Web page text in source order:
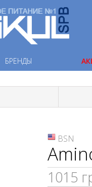
БРЕНДЫ
BSN
1015